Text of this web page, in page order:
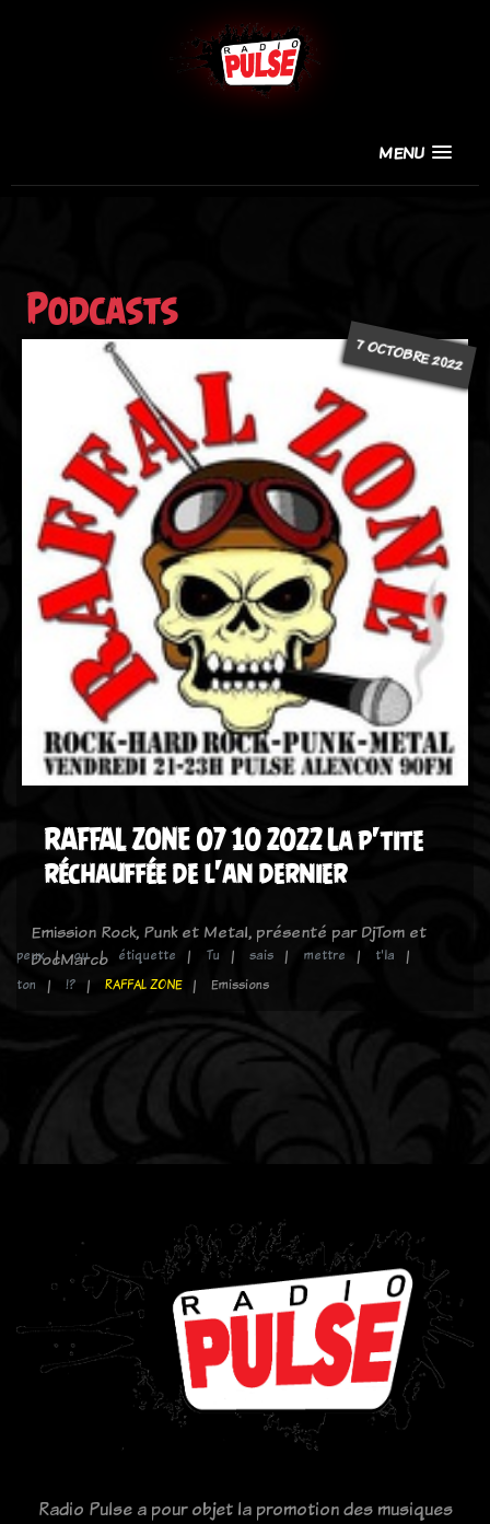
MENU
Podcasts
7 OCTOBRE 2022
RAFFAL ZONE 07 10 2022 La p'tite
réchauffée de l'an dernier
Emission Rock, Punk et Metal, présenté par DjTom et
DocMarco
peux ou étiquette Tu sais mettre
t'la
ton
!? RAFFAL ZONE Emissions
Radio Pulse a pour objet la promotion des musiques